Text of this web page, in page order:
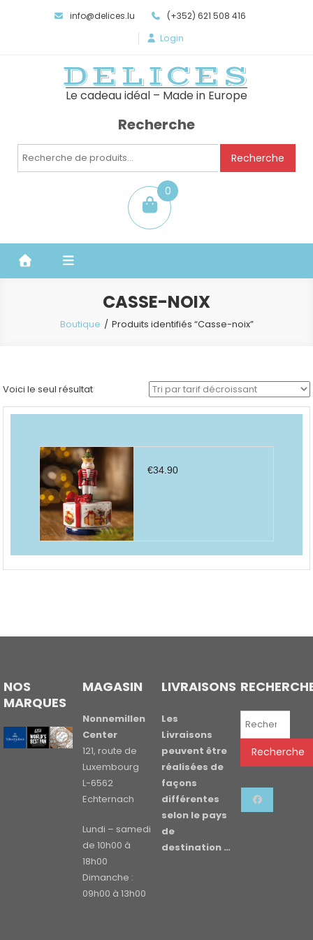
info@delices.lu (+352) 621 508 416
Login
DELICES
Le cadeau idéal – Made in Europe
Recherche
Recherche
Recherche
0
item
CASSE-NOIX
Boutique Produits identifiés “Casse-noix”
Voici le seul résultat
€34.90
NOS
MARQUES
MAGASIN
Nonnemillen
Center
121, route de
Luxembourg
L-6562
Echternach
Lundi – samedi
de 10h00 à
18h00
Dimanche :
09h00 à 13h00
LIVRAISONS
Les
Livraisons
peuvent être
réalisées de
façons
différentes
selon le pays
de
destination …
Recherche